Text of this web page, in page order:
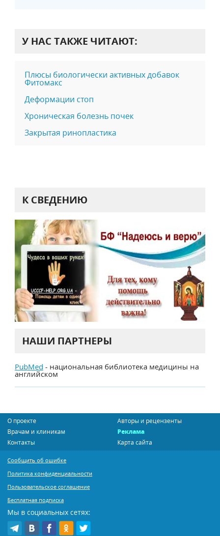
У НАС ТАКЖЕ ЧИТАЮТ:
Плюсы биологически активных добавок
Фитомакс
Деформации стоп
Хроническая болезнь почек
Закрытая ринопластика
К СВЕДЕНИЮ
НАШИ ПАРТНЕРЫ
PubMed - национальная библиотека медицины на
английском
О проекте
Авторы и рецензенты
Врачам и клиникам
Реклама
Контакты
Карта сайта
Сообщить об ошибке
Политика конфиденциальности
Пользовательское соглашение
Бесплатная подписка
Мы в социальных сетях: